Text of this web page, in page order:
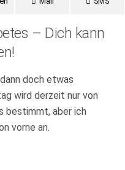
– Dich kann
doch etwas
wird derzeit nur von
bestimmt, aber ich
vorne an.